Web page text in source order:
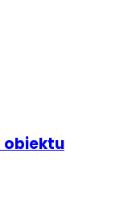
obiektu